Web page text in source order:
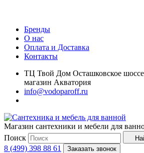
Бренды
О нас
Оплата и Доставка
Контакты
ТЦ Твой Дом Осташковское
магазин Акватория
info@vodoparoff.ru
Магазин сантехники и мебели для
Поиск
8 (499) 398 88 61 Заказать звонок